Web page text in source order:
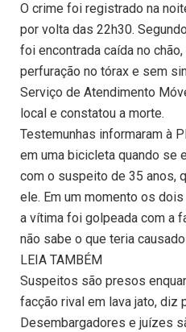
O crime foi registrado na
por volta das 22h30.
foi encontrada caída no
perfuração no tórax e sem
Serviço de Atendimento
local e constatou a morte.
Testemunhas informaram à
em uma bicicleta quando se
com o suspeito de 35 anos,
ele. Em um momento os
a vítima foi golpeada com a
não sabe o que teria
LEIA TAMBÉM
Suspeitos são presos
facção rival em lava jato, diz
Desembargadores e juízes